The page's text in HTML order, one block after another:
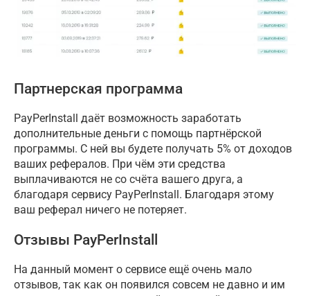
Партнерская программа
PayPerInstall даёт возможность заработать
дополнительные деньги с помощь партнёрской
программы. С ней вы будете получать 5% от доходов
ваших рефералов. При чём эти средства
выплачиваются не со счёта вашего друга, а
благодаря сервису PayPerInstall. Благодаря этому
ваш реферал ничего не потеряет.
Отзывы PayPerInstall
На данный момент о сервисе ещё очень мало
отзывов, так как он появился совсем не давно и им